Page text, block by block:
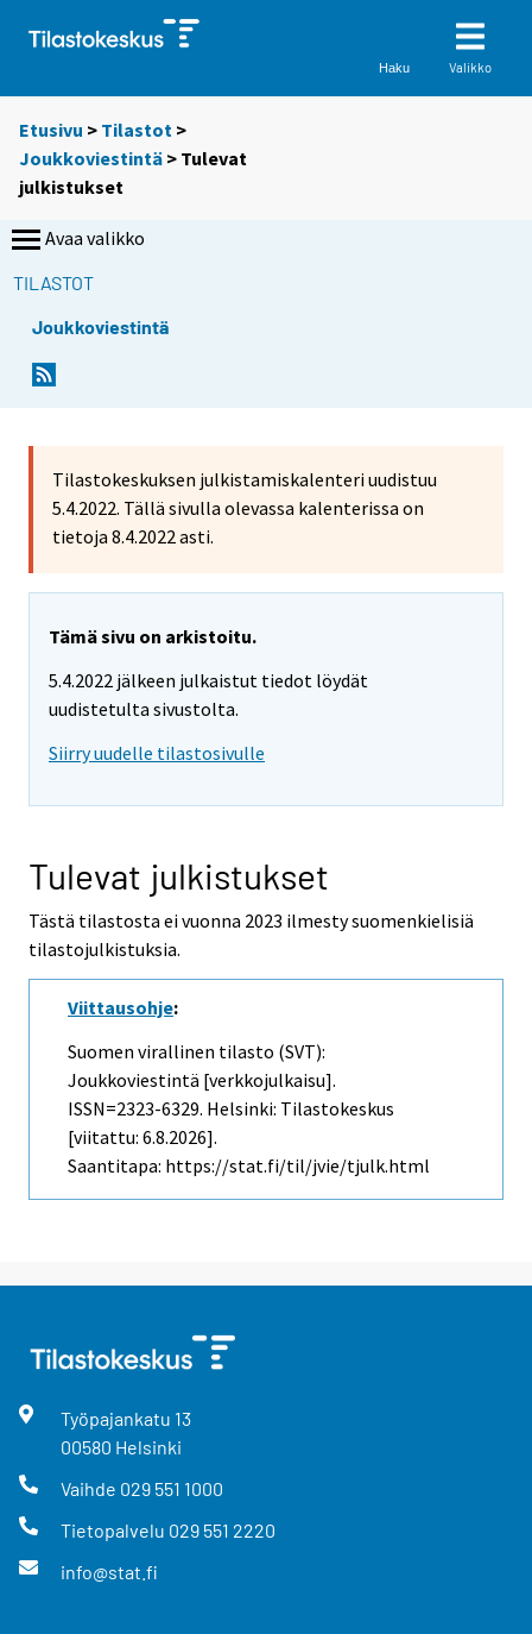
Haku Valikko
Etusivu > Tilastot >
Joukkoviestintä > Tulevat
julkistukset
Avaa valikko
TILASTOT
Joukkoviestintä
Tilastokeskuksen julkistamiskalenteri uudistuu
5.4.2022. Tällä sivulla olevassa kalenterissa on
tietoja 8.4.2022 asti.
Tämä sivu on arkistoitu.
5.4.2022 jälkeen julkaistut tiedot löydät
uudistetulta sivustolta.
Siirry uudelle tilastosivulle
Tulevat julkistukset
Tästä tilastosta ei vuonna 2023 ilmesty suomenkielisiä
tilastojulkistuksia.
Viittausohje:
Suomen virallinen tilasto (SVT):
Joukkoviestintä [verkkojulkaisu].
ISSN=2323-6329. Helsinki: Tilastokeskus
[viitattu: 6.8.2026].
Saantitapa: https://stat.fi/til/jvie/tjulk.html
Työpajankatu 13
00580 Helsinki
Vaihde 029 551 1000
Tietopalvelu 029 551 2220
info@stat.fi